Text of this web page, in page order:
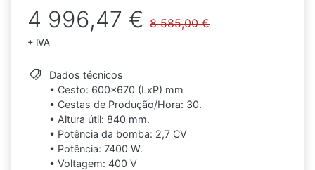
4 996,47 € 8 585,00 €
+ IVA
Dados técnicos
• Cesto: 600x670 (LxP) mm
• Cestas de Produção/Hora: 30.
• Altura útil: 840 mm.
• Potência da bomba: 2,7 CV
• Potência: 7400 W.
• Voltagem: 400 V